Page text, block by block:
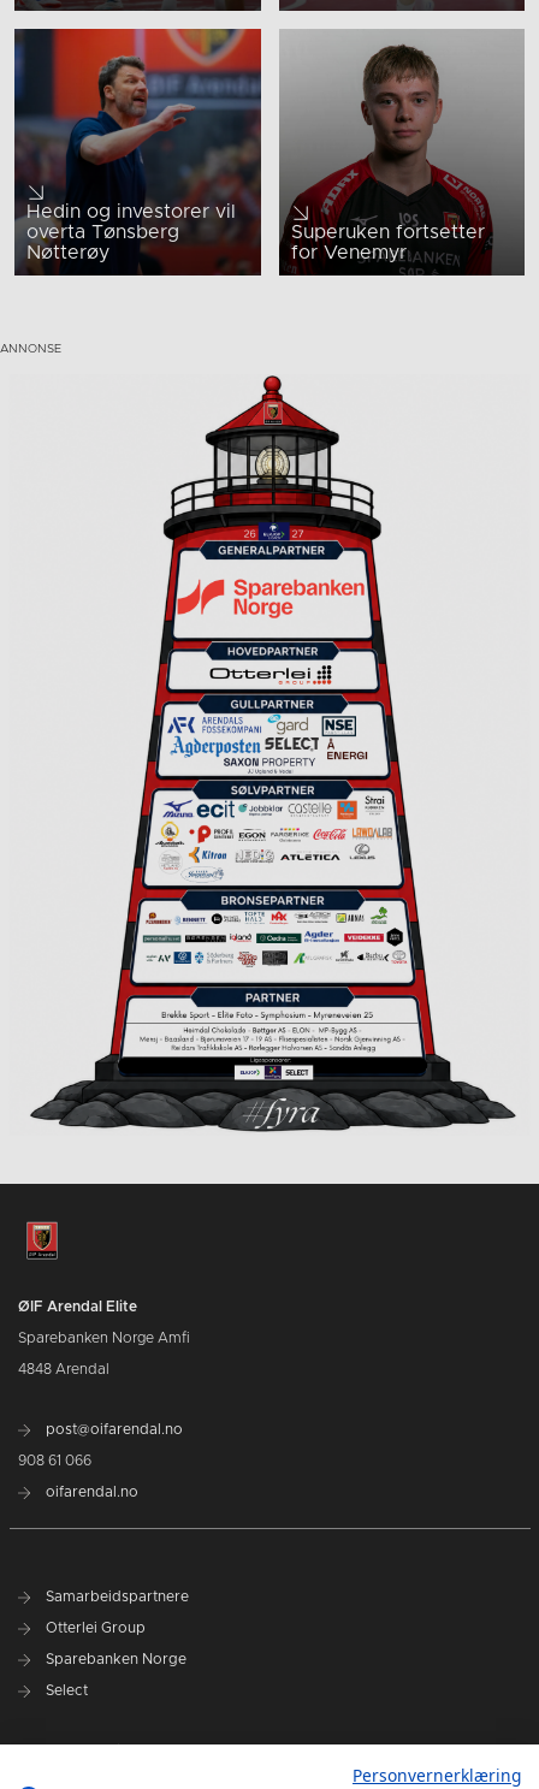
Hedin og investorer vil
overta Tønsberg
Nøtterøy
Superuken fortsetter
for Venemyr
ØIF Arendal Elite
Sparebanken Norge Amfi
4848 Arendal
post@oifarendal.no
908 61 066
oifarendal.no
Samarbeidspartnere
Otterlei Group
Sparebanken Norge
Select
Personvernerklæring